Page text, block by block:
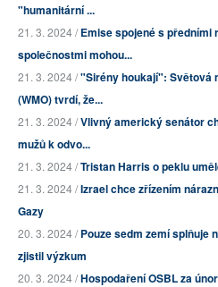
"humanitární ...
21. 3. 2024 /Emise spojené s
společnostmi mohou...
21. 3. 2024 /"Sirény houkají": Světová
(WMO) tvrdí, že...
21. 3. 2024 /Vlivný americký senátor
mužů k odvo...
21. 3. 2024 /Tristan Harris o peklu
21. 3. 2024 /Izrael chce zřízením
Gazy
20. 3. 2024 /Pouze sedm zemí splňuje
zjistil výzkum
20. 3. 2024 /Hospodaření OSBL za